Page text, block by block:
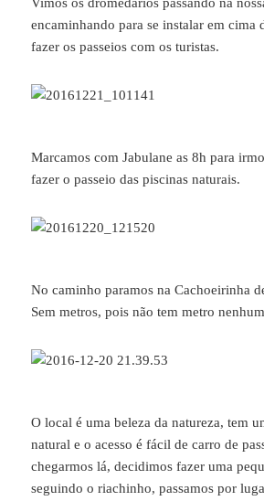
encaminhando para se instalar em cima
fazer os passeios com os turistas.
Marcamos com Jabulane as 8h para
fazer o passeio das piscinas naturais.
No caminho paramos na Cachoeirinha
Sem metros, pois não tem metro
O local é uma beleza da natureza, tem
natural e o acesso é fácil de carro de
chegarmos lá, decidimos fazer uma
seguindo o riachinho, passamos por